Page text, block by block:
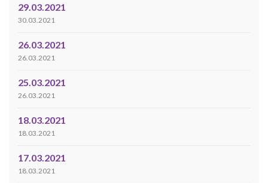
29.03.2021
30.03.2021
26.03.2021
26.03.2021
25.03.2021
26.03.2021
18.03.2021
18.03.2021
17.03.2021
18.03.2021